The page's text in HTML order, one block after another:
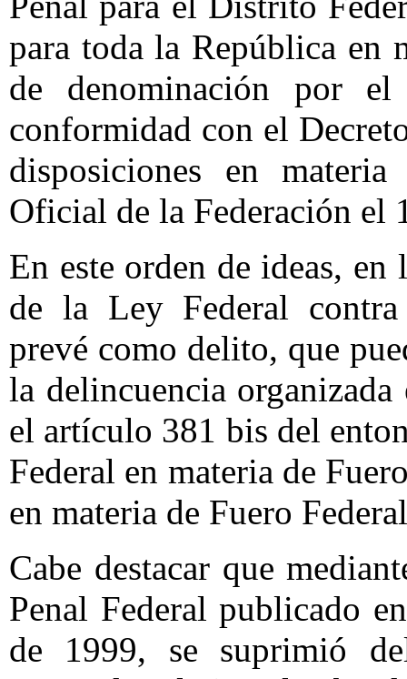
para toda la República en
de denominación por
conformidad con el
disposiciones en
Oficial de la Federación el
En este orden de ideas,
de la Ley Federal
prevé como delito, que
la delincuencia
el artículo 381 bis del
Federal en materia de
en materia de Fuero
Cabe destacar que
Penal Federal publicado
de 1999, se suprimió